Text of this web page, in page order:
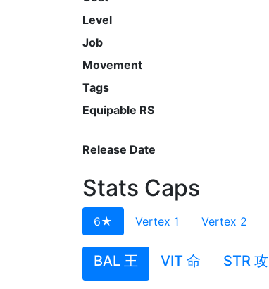
Level
Job
Movement
Tags
Equipable RS
Release Date
Stats Caps
6★ Vertex 1 Vertex 2
BAL 王 VIT 命 STR 攻